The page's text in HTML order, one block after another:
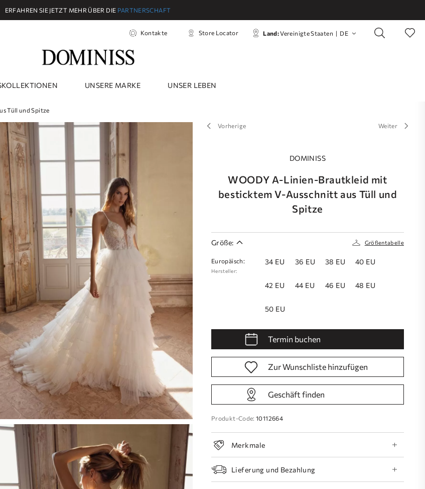
ERFAHREN SIE JETZT MEHR ÜBER DIE PARTNERSCHAFT
Kontakte Store Locator Land:Vereinigte Staaten | DE
UNSERE MARKE UNSER LEBEN
Tüll und Spitze
Vorherige Weiter
DOMINISS
WOODY A-Linien-Brautkleid mit
besticktem V-Ausschnitt aus Tüll und
Spitze
Größe: Größentabelle
Europäisch:
Hersteller:
34 EU 36 EU 38 EU 40 EU
42 EU 44 EU 46 EU 48 EU
50 EU
Termin buchen
Zur Wunschliste hinzufügen
Geschäft finden
Produkt-Code: 10112664
Merkmale
Lieferung und Bezahlung